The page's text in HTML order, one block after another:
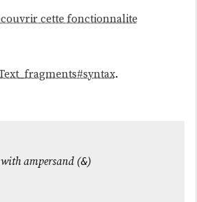
cette fonctionnalite
.
ampersand (&)